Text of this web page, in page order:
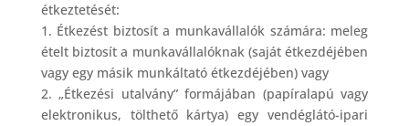
étkeztetését:
1. Étkezést biztosít a munkavállalók számára: meleg
ételt biztosít a munkavállalóknak (saját étkezdéjében
vagy egy másik munkáltató étkezdéjében) vagy
2. „Étkezési utalvány” formájában (papíralapú vagy
elektronikus, tölthető kártya) egy vendéglátó-ipari